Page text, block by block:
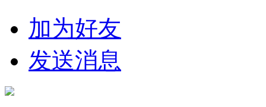
加为好友
发送消息